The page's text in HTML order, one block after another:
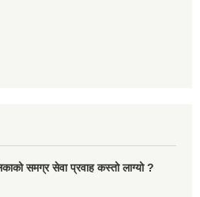
समग्र सेवा प्रवाह कस्तो लाग्यो ?